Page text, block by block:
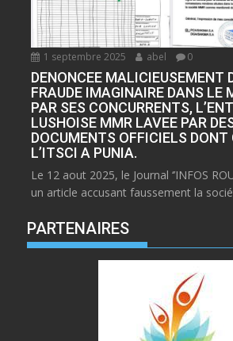
1 septembre 2025 abel 0
DENONCEE MALICIEUSEMENT
FRAUDE IMAGINAIRE DANS LE
PAR SES CONCURRENTS,
LUSHOISE MMR LAVEE PAR
DOCUMENTS OFFICIELS DONT
L’ITSCI A PUNIA.
Le 12 aout 2025, le Journal ‘’INFOS
un article accusant faussement la
PARTENAIRES